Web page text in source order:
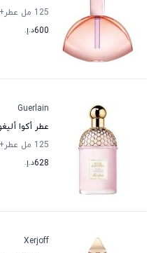
125 مل عطر +5
600د.إ.
Guerlain
عطر أكوا
125 مل عطر
+2
628د.إ.
Xerjoff